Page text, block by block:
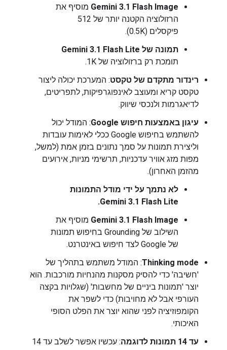
Gemini 3.1 Flash Image מוסיף את
הרזולוציה הקטנה יותר של 512
פיקסלים (0.5K).
תמונה של Gemini 3.1 Flash Lite
תומכת רק ברזולוציה של 1K.
רינדור מתקדם של טקסט: המערכת יכולה ליצור
טקסט קריא ומעוצב לאינפוגרפיקות, לתפריטים,
לדיאגרמות ולנכסי שיווק.
עיגון באמצעות חיפוש Google
: המודל יכול
להשתמש בחיפוש Google ככלי לאימות עובדות
וליצירת תמונות על סמך נתונים בזמן אמת (למשל,
מפות מזג אוויר עדכניות, תרשימי מניות, אירועים
מהזמן האחרון).
לא נתמך על ידי מודל התמונות
Gemini 3.1 Flash Lite.
Gemini 3.1 Flash Image מוסיף את
השילוב של Grounding בחיפוש תמונות
של Google לצד חיפוש באינטרנט.
Thinking mode: המודל משתמש בתהליך של
'חשיבה' כדי להסיק מסקנות מהנחיות מורכבות. הוא
יוצר 'תמונות ביניים של מחשבות' (שגלויות בקצה
העורפי אבל לא מחויבות) כדי לשפר את
הקומפוזיציה לפני שהוא יוצר את הפלט הסופי
האיכותי.
עד 14 תמונות לדוגמה
: עכשיו אפשר לשלב עד 14